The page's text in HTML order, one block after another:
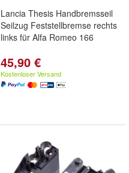
Lancia Thesis Handbremsseil
Seilzug Feststellbremse rechts
links für Alfa Romeo 166
45,90 €
Kostenloser Versand